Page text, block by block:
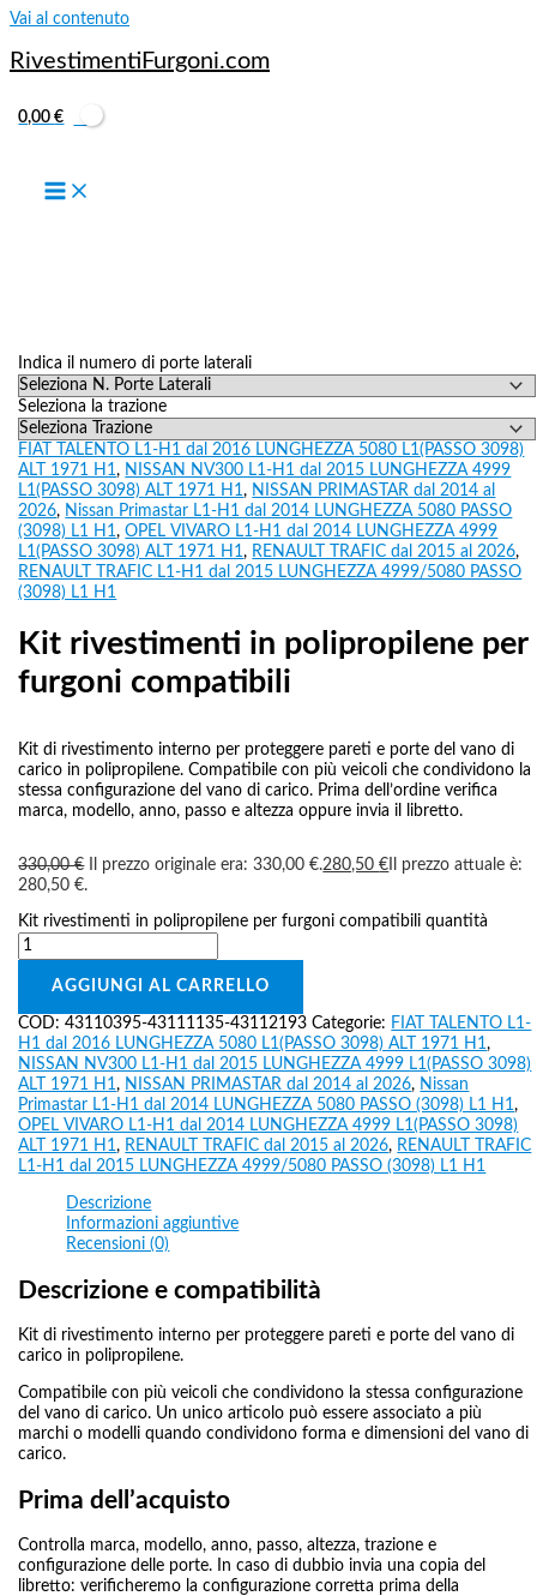
Vai al contenuto
RivestimentiFurgoni.com
0,00€
Indica il numero di porte laterali
Seleziona la trazione
FIAT TALENTO L1-H1 dal 2016 LUNGHEZZA 5080 L1(PASSO 3098)
ALT 1971 H1, NISSAN NV300 L1-H1 dal 2015 LUNGHEZZA 4999
L1(PASSO 3098) ALT 1971 H1, NISSAN PRIMASTAR dal 2014 al
2026, Nissan Primastar L1-H1 dal 2014 LUNGHEZZA 5080 PASSO
(3098) L1 H1,OPEL VIVARO L1-H1 dal 2014 LUNGHEZZA 4999
L1(PASSO 3098) ALT 1971 H1, RENAULT TRAFIC dal 2015 al 2026,
RENAULT TRAFIC L1-H1 dal 2015 LUNGHEZZA 4999/5080 PASSO
(3098) L1 H1
Kit rivestimenti in polipropilene per
furgoni compatibili
330,00€ Il prezzo originale era: 330,00 €.280,50€ Il prezzo attuale è:
280,50 €.
Kit di rivestimento interno per proteggere pareti e porte del vano di
carico in polipropilene. Compatibile con più veicoli che condividono la
stessa configurazione del vano di carico. Prima dell’ordine verifica
marca, modello, anno, passo e altezza oppure invia il libretto.
Kit rivestimenti in polipropilene per furgoni compatibili quantità
AGGIUNGI AL CARRELLO
COD:43110395-43111135-43112193 Categorie: FIAT TALENTO L1-
H1 dal 2016 LUNGHEZZA 5080 L1(PASSO 3098) ALT 1971 H1,
NISSAN NV300 L1-H1 dal 2015 LUNGHEZZA 4999 L1(PASSO 3098)
ALT 1971 H1, NISSAN PRIMASTAR dal 2014 al 2026, Nissan
Primastar L1-H1 dal 2014 LUNGHEZZA 5080 PASSO (3098) L1 H1,
OPEL VIVARO L1-H1 dal 2014 LUNGHEZZA 4999 L1(PASSO 3098)
ALT 1971 H1, RENAULT TRAFIC dal 2015 al 2026, RENAULT TRAFIC
L1-H1 dal 2015 LUNGHEZZA 4999/5080 PASSO (3098) L1 H1
Descrizione
Informazioni aggiuntive
Recensioni (0)
Descrizione e compatibilità
Kit di rivestimento interno per proteggere pareti e porte del vano di
carico in polipropilene.
Compatibile con più veicoli che condividono la stessa configurazione
del vano di carico. Un unico articolo può essere associato a più
marchi o modelli quando condividono forma e dimensioni del vano di
carico.
Prima dell’acquisto
Controlla marca, modello, anno, passo, altezza, trazione e
configurazione delle porte. In caso di dubbio invia una copia del
libretto: verificheremo la configurazione corretta prima della